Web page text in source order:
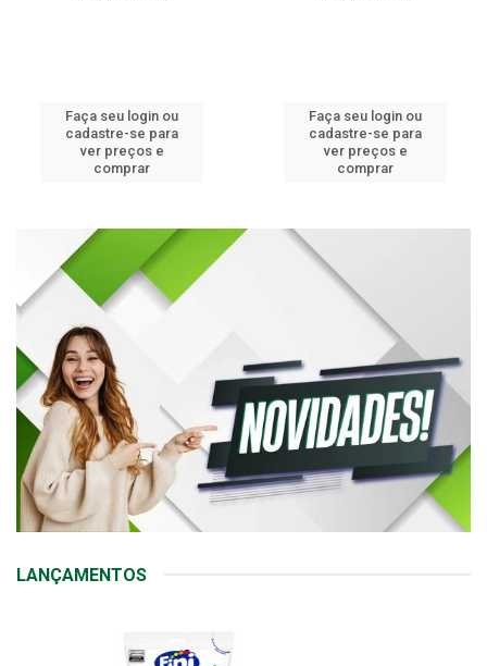
Faça seu login ou
cadastre-se para
ver preços e
comprar
Faça seu login ou
cadastre-se para
ver preços e
comprar
LANÇAMENTOS